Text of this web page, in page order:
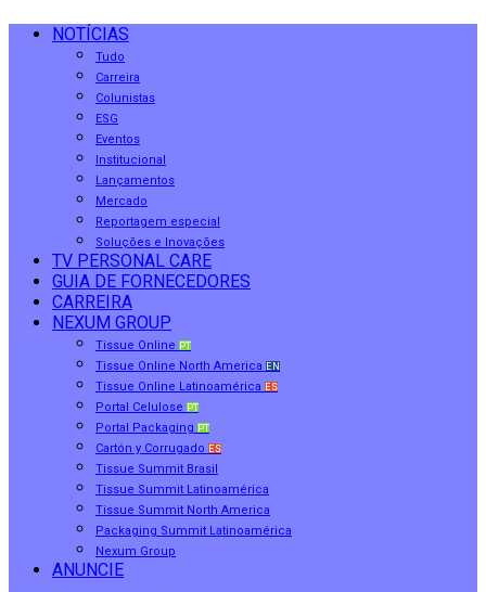
NOTÍCIAS
Tudo
Carreira
Colunistas
ESG
Eventos
Institucional
Lançamentos
Mercado
Reportagem especial
Soluções e Inovações
TV PERSONAL CARE
GUIA DE FORNECEDORES
CARREIRA
NEXUM GROUP
Tissue Online PT
Tissue Online North America EN
Tissue Online Latinoamérica ES
Portal Celulose PT
Portal Packaging PT
Cartón y Corrugado ES
Tissue Summit Brasil
Tissue Summit Latinoamérica
Tissue Summit North America
Packaging Summit Latinoamérica
Nexum Group
ANUNCIE